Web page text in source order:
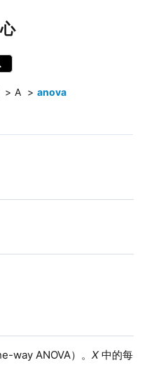
A anova
way ANOVA）。 X中的每